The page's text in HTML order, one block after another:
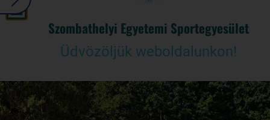
Szombathelyi Egyetemi Sportegyesület
Üdvözöljük weboldalunkon!